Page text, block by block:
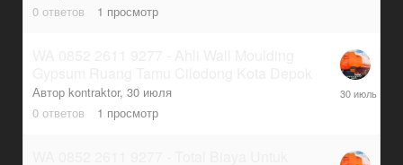
0 ответов 1 просмотр
Автор kontraktor, 30 июля
0 ответов 1 просмотр
30
июля